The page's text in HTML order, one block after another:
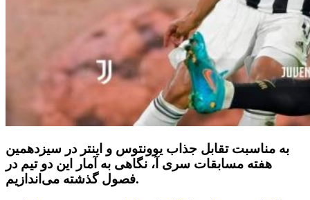
به مناسبت تقابل جذاب یوونتوس و اینتر در سیزدهمین
هفته مسابقات سری آ، نگاهی به آمار این دو تیم در
فصول گذشته می‌اندازیم.